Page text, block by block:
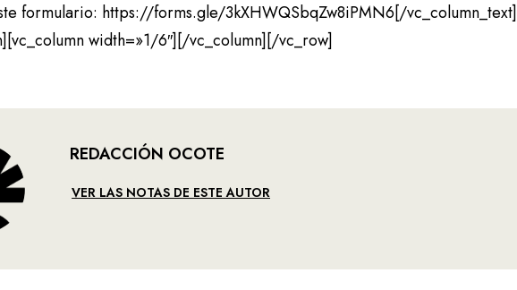
formulario: https://forms.gle/3kXHWQSbqZw8iPMN6[/vc_column_text]
width=»1/6″][/vc_column][/vc_row]
REDACCIÓN OCOTE
VER LAS NOTAS DE ESTE AUTOR